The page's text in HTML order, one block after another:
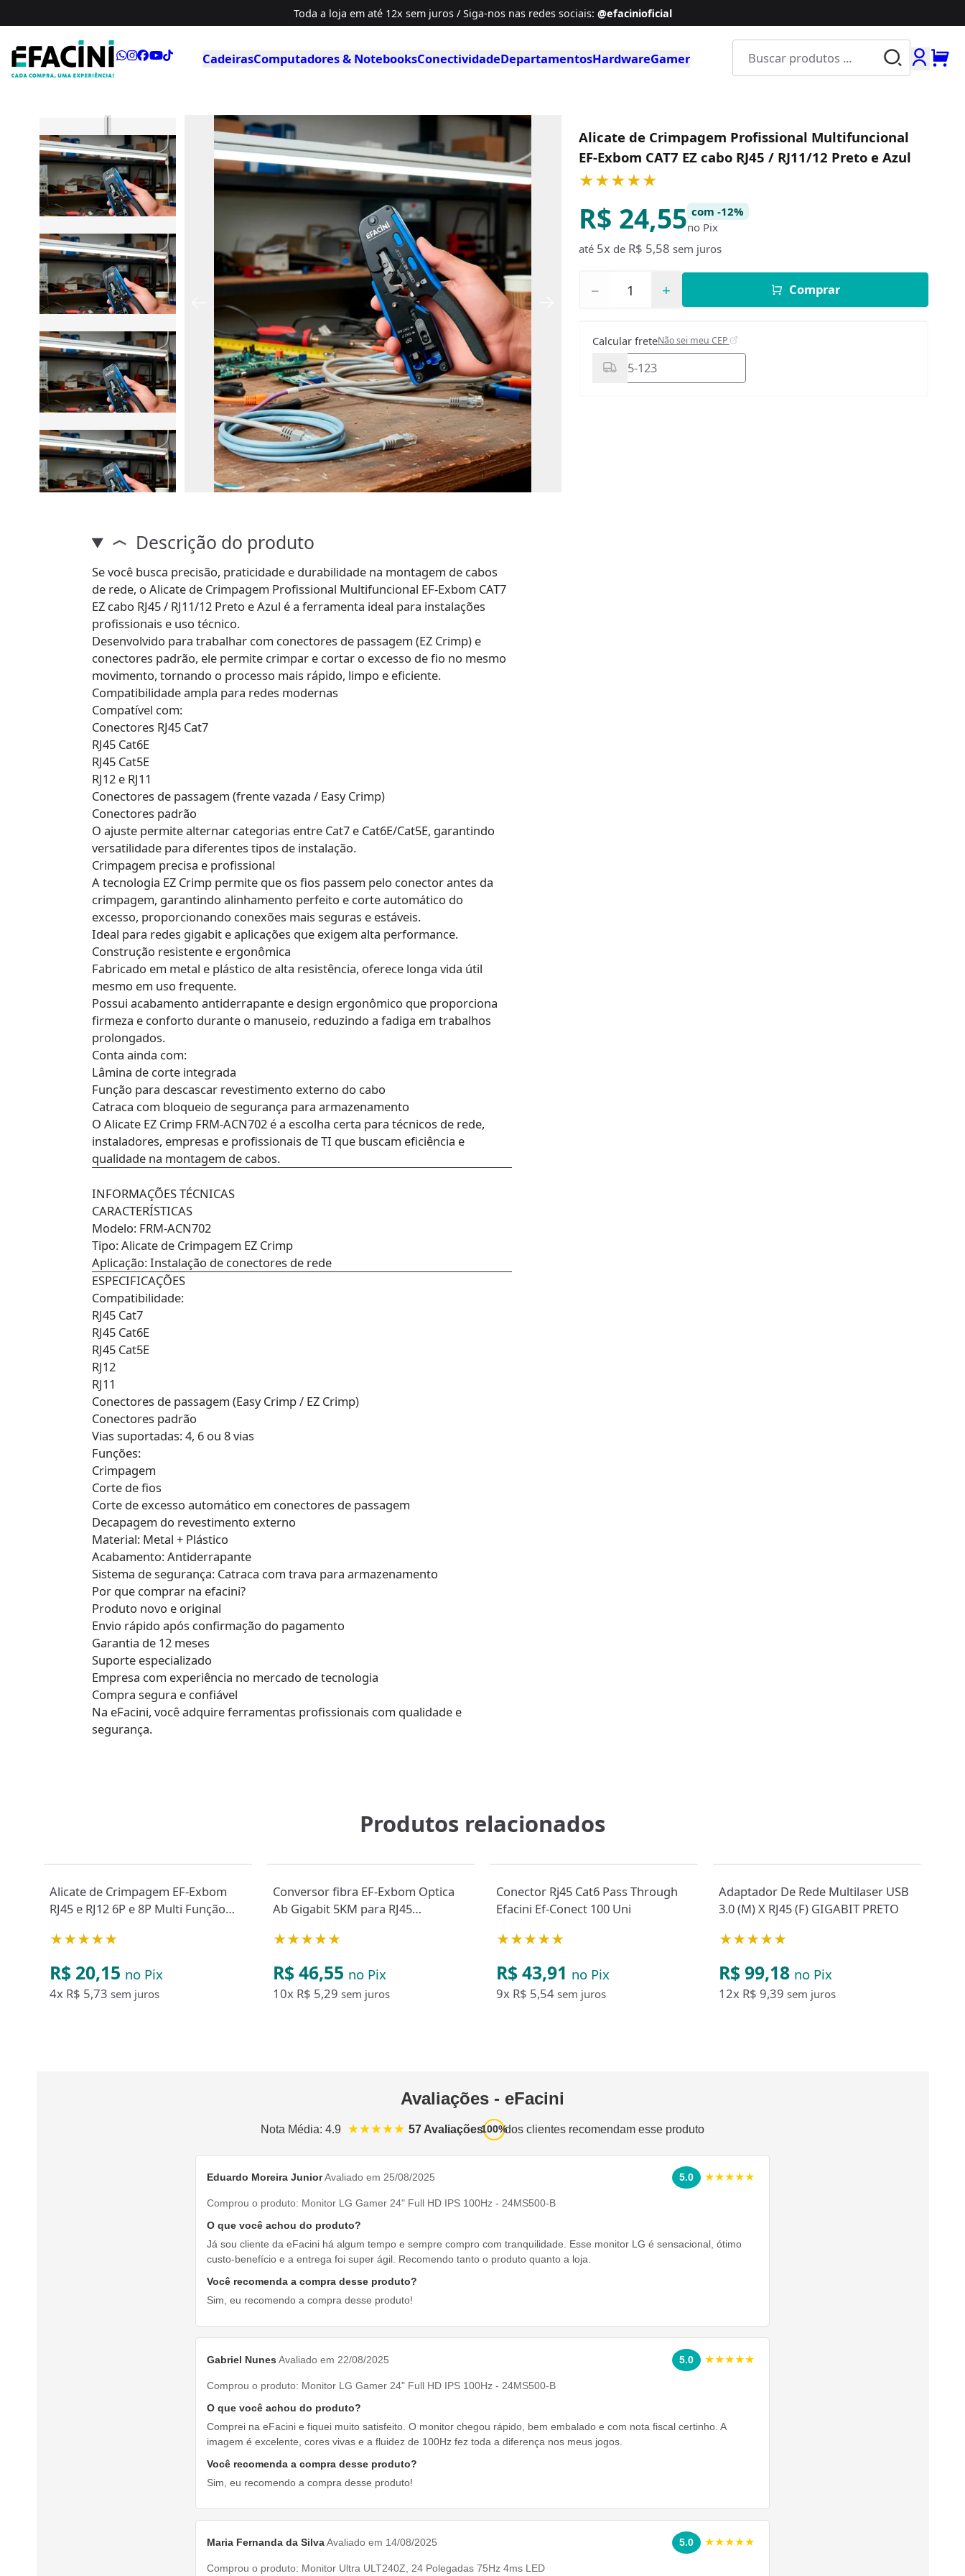
Toda a loja em até 12x sem juros / Siga-nosnas redes sociais: @efacinioficial
Buscar
CadeirasComputadores & NotebooksConectividadeDepartamentosHardwareGamer
Alicate de Crimpagem Profissional Multifuncional
EF-Exbom CAT7 EZ cabo RJ45 / RJ11/12 Preto e Azul
★★★★★
R$ 24,55 com -12%
no Pix
até 5x de R$ 5,58 sem juros
− + Comprar
Calcular freteNão sei meu CEP
Descrição do produto
Se você busca precisão, praticidade e durabilidade na montagem de cabos
de rede, o Alicate de Crimpagem Profissional Multifuncional EF-Exbom CAT7
EZ cabo RJ45 / RJ11/12 Preto e Azul é a ferramenta ideal para instalações
profissionais e uso técnico.
Desenvolvido para trabalhar com conectores de passagem (EZ Crimp) e
conectores padrão, ele permite crimpar e cortar o excesso de fio no mesmo
movimento, tornando o processo mais rápido, limpo e eficiente.
Compatibilidade ampla para redes modernas
Compatível com:
Conectores RJ45 Cat7
RJ45 Cat6E
RJ45 Cat5E
RJ12 e RJ11
Conectores de passagem (frente vazada / Easy Crimp)
Conectores padrão
O ajuste permite alternar categorias entre Cat7 e Cat6E/Cat5E, garantindo
versatilidade para diferentes tipos de instalação.
Crimpagem precisa e profissional
A tecnologia EZ Crimp permite que os fios passem pelo conector antes da
crimpagem, garantindo alinhamento perfeito e corte automático do
excesso, proporcionando conexões mais seguras e estáveis.
Ideal para redes gigabit e aplicações que exigem alta performance.
Construção resistente e ergonômica
Fabricado em metal e plástico de alta resistência, oferece longa vida útil
mesmo em uso frequente.
Possui acabamento antiderrapante e design ergonômico que proporciona
firmeza e conforto durante o manuseio, reduzindo a fadiga em trabalhos
prolongados.
Conta ainda com:
Lâmina de corte integrada
Função para descascar revestimento externo do cabo
Catraca com bloqueio de segurança para armazenamento
O Alicate EZ Crimp FRM-ACN702 é a escolha certa para técnicos de rede,
instaladores, empresas e profissionais de TI que buscam eficiência e
qualidade na montagem de cabos.
INFORMAÇÕES TÉCNICAS
CARACTERÍSTICAS
Modelo: FRM-ACN702
Tipo: Alicate de Crimpagem EZ Crimp
Aplicação: Instalação de conectores de rede
ESPECIFICAÇÕES
Compatibilidade:
RJ45 Cat7
RJ45 Cat6E
RJ45 Cat5E
RJ12
RJ11
Conectores de passagem (Easy Crimp / EZ Crimp)
Conectores padrão
Vias suportadas: 4, 6 ou 8 vias
Funções:
Crimpagem
Corte de fios
Corte de excesso automático em conectores de passagem
Decapagem do revestimento externo
Material: Metal + Plástico
Acabamento: Antiderrapante
Sistema de segurança: Catraca com trava para armazenamento
Por que comprar na efacini?
Produto novo e original
Envio rápido após confirmação do pagamento
Garantia de 12 meses
Suporte especializado
Empresa com experiência no mercado de tecnologia
Compra segura e confiável
Na eFacini, você adquire ferramentas profissionais com qualidade e
segurança.
Produtos relacionados
Alicate de Crimpagem EF-Exbom
RJ45 e RJ12 6P e 8P Multi Função
★★★★★
R$ 20,15 no Pix
4x R$ 5,73 sem juros
Conversor fibra EF-Exbom Optica
Ab Gigabit 5KM para RJ45
★★★★★
R$ 46,55 no Pix
10x R$ 5,29 sem juros
Conector Rj45 Cat6 Pass Through
Efacini Ef-Conect 100 Uni
★★★★★
R$ 43,91 no Pix
9x R$ 5,54sem juros
Adaptador De Rede Multilaser USB
3.0 (M) X RJ45 (F) GIGABIT PRETO
★★★★★
R$ 99,18 no Pix
12x R$ 9,39 sem juros
Avaliações - eFacini
Nota Média: 4.9 ★★★★★ 57 Avaliações100%dos clientes recomendam esse produto
Eduardo Moreira JuniorAvaliado em 25/08/2025 5.0 ★★★★★
Comprou o produto: Monitor LG Gamer 24" Full HD IPS 100Hz - 24MS500-B
O que você achou do produto?
Já sou cliente da eFacini há algum tempo e sempre compro com tranquilidade. Esse monitor LG é sensacional, ótimo
custo-benefício e a entrega foi super ágil. Recomendo tanto o produto quanto a loja.
Você recomenda a compra desse produto?
Sim, eu recomendo a compra desse produto!
Gabriel Nunes Avaliado em 22/08/2025 5.0 ★★★★★
Comprou o produto: Monitor LG Gamer 24" Full HD IPS 100Hz - 24MS500-B
O que você achou do produto?
Comprei na eFacini e fiquei muito satisfeito. O monitor chegou rápido, bem embalado e com nota fiscal certinho. A
imagem é excelente, cores vivas e a fluidez de 100Hz fez toda a diferença nos meus jogos.
Você recomenda a compra desse produto?
Sim, eu recomendo a compra desse produto!
Maria Fernanda da SilvaAvaliado em 14/08/2025 5.0 ★★★★★
Comprou o produto: Monitor Ultra ULT240Z, 24 Polegadas 75Hz 4ms LED